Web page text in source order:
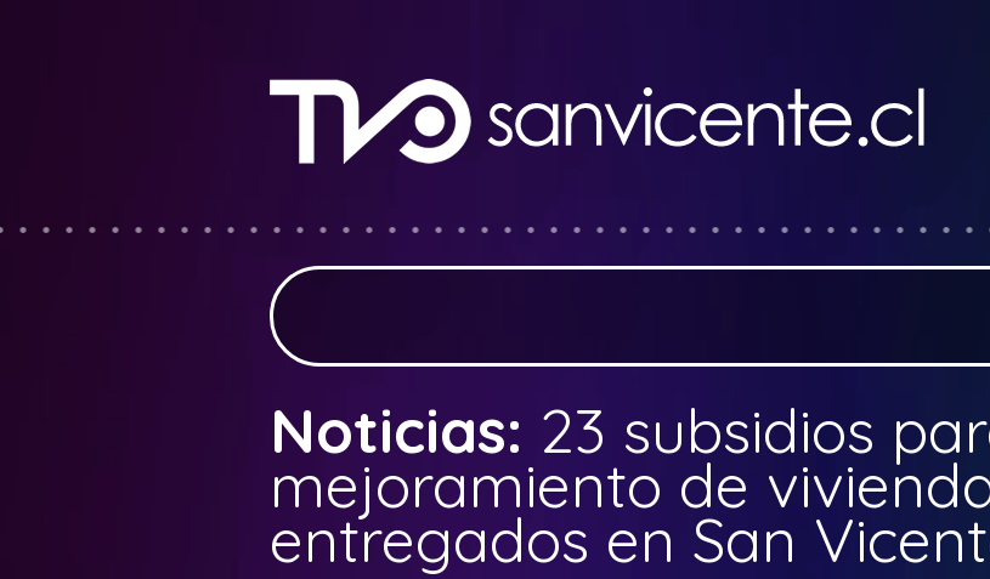
Noticias: 23 subsidios
mejoramiento de
entregados en San